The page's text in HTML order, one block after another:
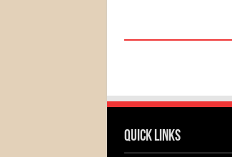
Quick Links